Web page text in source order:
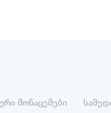
მონაცემები